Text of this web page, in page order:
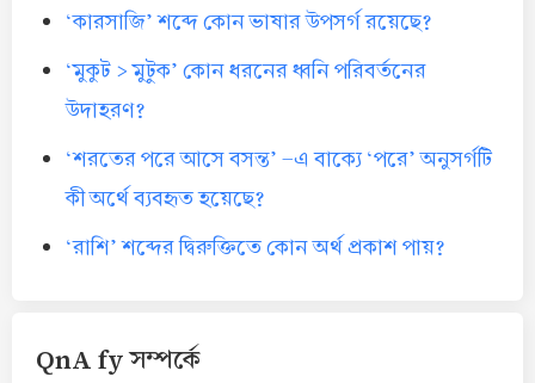
‘কারসাজি’ শব্দে কোন ভাষার উপসর্গ রয়েছে?
‘মুকুট > মুটুক’ কোন ধরনের ধ্বনি পরিবর্তনের
উদাহরণ?
‘শরতের পরে আসে বসন্ত’ -এ বাক্যে ‘পরে’ অনুসর্গটি
কী অর্থে ব্যবহৃত হয়েছে?
‘রাশি’ শব্দের দ্বিরুক্তিতে কোন অর্থ প্রকাশ পায়?
QnA fy সম্পর্কে